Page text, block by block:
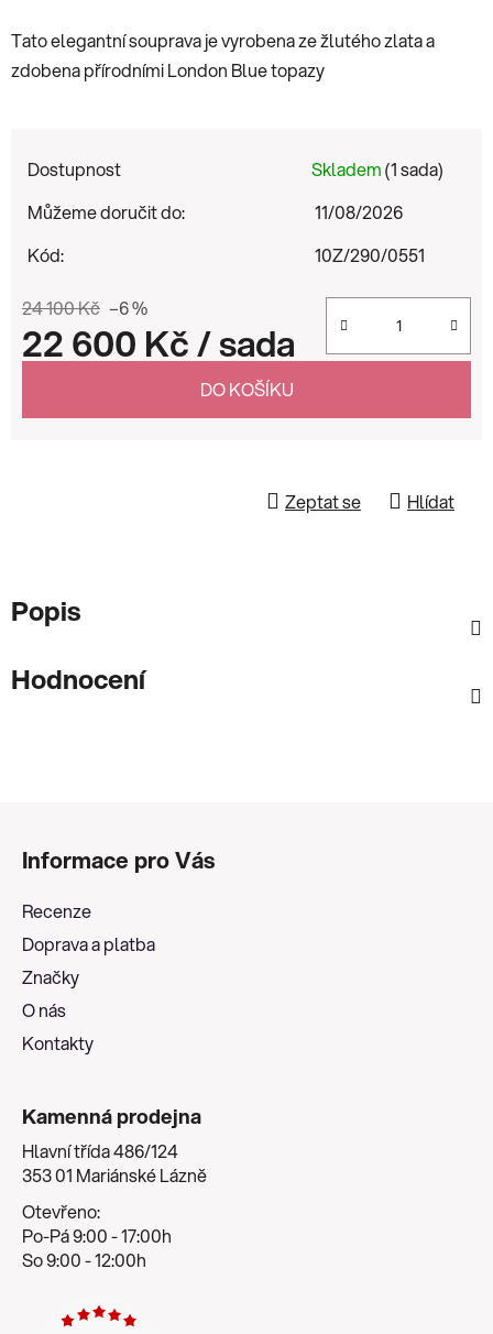
Tato elegantní souprava je vyrobena ze žlutého zlata a
zdobena přírodními London Blue topazy
Dostupnost Skladem(1 sada)
Můžeme doručit do:
11/08/2026
Kód:
10Z/290/0551
24 100 Kč –6 %
22 600 Kč/ sada
DO KOŠÍKU
Zeptat se Hlídat
Popis
Hodnocení
Informace pro Vás
Recenze
Doprava a platba
Značky
O nás
Kontakty
Kamenná prodejna
Hlavní třída 486/124
353 01 Mariánské Lázně
Otevřeno:
Po-Pá 9:00 - 17:00h
So 9:00 - 12:00h